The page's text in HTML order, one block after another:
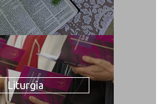
Liturgia